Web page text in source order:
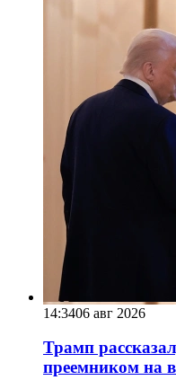
14:3406 авг 2026
Трамп
преемником на